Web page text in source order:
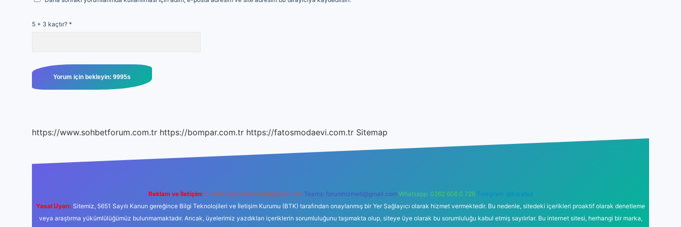
5 + 3 kaçtır? *
https://www.sohbetforum.com.tr https://bompar.com.tr https://fatosmodaevi.com.tr Sitemap
Reklam ve İletişim: E-mail: backlinkpaneli@gmail.com Teams: forumhizmeti@gmail.com Whatsapp: 0262 606 0 726 Telegram: @karabul
Yasal Uyarı: Sitemiz, 5651 Sayılı Kanun gereğince Bilgi Teknolojileri ve İletişim Kurumu (BTK) tarafından onaylanmış bir Yer Sağlayıcı olarak hizmet vermektedir. Bu nedenle, sitedeki içerikleri proaktif olarak denetleme
veya araştırma yükümlülüğümüz bulunmamaktadır. Ancak, üyelerimiz yazdıkları içeriklerin sorumluluğunu taşımakta olup, siteye üye olarak bu sorumluluğu kabul etmiş sayılırlar. Bu internet sitesi, herhangi bir marka,